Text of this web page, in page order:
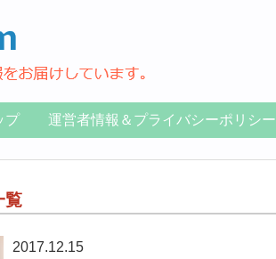
プ 運営者情報＆プライバシーポリシー
覧
2017.12.15